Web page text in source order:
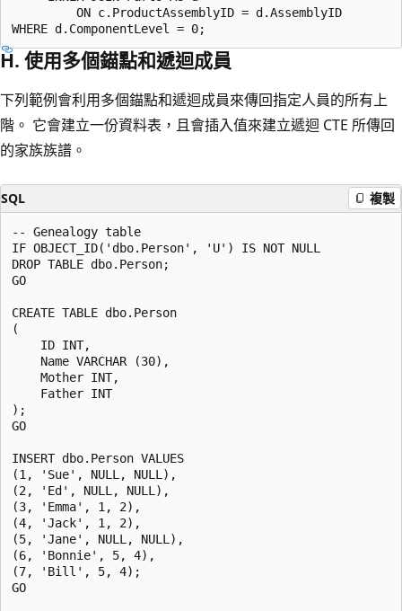
         ON c.ProductAssemblyID = d.AssemblyID
H. 使用多個錨點和遞迴成員
下列範例會利用多個錨點和遞迴成員來傳回指定人員的所有上
階。 它會建立一份資料表，且會插入值來建立遞迴 CTE 所傳回
的家族族譜。
SQL 複製
-- Genealogy table
IF OBJECT_ID('dbo.Person', 'U') IS NOT NULL
DROP TABLE dbo.Person;
GO
CREATE TABLE dbo.Person
(
    ID INT,
    Name VARCHAR (30),
    Mother INT,
    Father INT
);
GO
INSERT dbo.Person VALUES
(1, 'Sue', NULL, NULL),
(2, 'Ed', NULL, NULL),
(3, 'Emma', 1, 2),
(4, 'Jack', 1, 2),
(5, 'Jane', NULL, NULL),
(6, 'Bonnie', 5, 4),
(7, 'Bill', 5, 4);
GO